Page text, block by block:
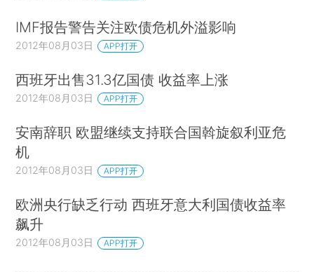
IMF报告警告关注欧债危机外溢影响
2012年08月03日 APP打开
西班牙出售31.3亿国债 收益率上涨
2012年08月03日 APP打开
安南辞职 欧盟继续支持联合国斡旋叙利亚危
机
2012年08月03日 APP打开
欧洲央行缺乏行动 西班牙意大利国债收益率
飙升
2012年08月03日 APP打开